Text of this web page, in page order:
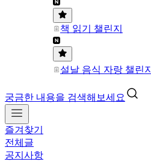
책 읽기 챌린지
설날 음식 자랑 챌린지
궁금한 내용을 검색해보세요
즐겨찾기
전체글
공지사항